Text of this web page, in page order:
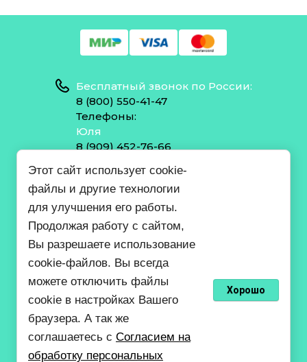
Согласие на обработку персональных данных
Бесплатный звонок по России:
8 (800) 550-41-47
Телефоны:
Юля
8 (909) 452-76-66
8 (909) 452-76-54
Валерий
8 (918) 663-26-95
Николай
pnh23-sklad@mail.ru
Этот сайт использует cookie-
файлы и другие технологии
для улучшения его работы.
Продолжая работу с сайтом,
Вы разрешаете использование
cookie-файлов. Вы всегда
можете отключить файлы
cookie в настройках Вашего
браузера. А так же
соглашаетесь с Согласием на
обработку персональных
Хорошо